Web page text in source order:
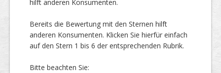
Über uns
hilft anderen Konsumenten.
Bereits die Bewertung mit den Sternen hilft
anderen Konsumenten. Klicken Sie hierfür einfach
auf den Stern 1 bis 6 der entsprechenden Rubrik.
Bitte beachten Sie: